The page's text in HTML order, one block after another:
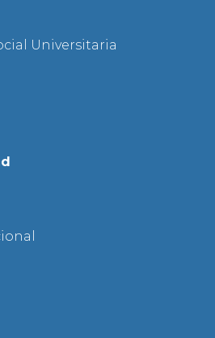
Universitaria